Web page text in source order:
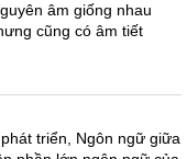
âm giống nhau
cũng có âm tiết
triển, Ngôn ngữ giữa